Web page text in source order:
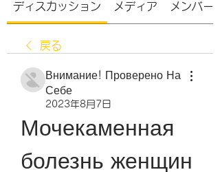
ディスカッション メディア メンバー
戻る
Внимание! Проверено На
Себе
2023年8月7日
Мочекаменная
болезнь женщин